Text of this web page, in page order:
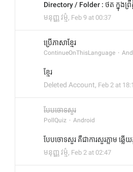
Directory / Folder : ថត ក្នុងព្
មនុញ្ញ វម្ម៌, Feb 9 at 00:37
ប្រើភាសាខ្មែរ
ContinueOnThisLanguage
ខ្មែរ
Deleted Account, Feb 2 at
បែបចោទសួរ
PollQuiz Android
បែបចោទសួរ គឺជាការសួរភ្លាម ឆ្ល
មនុញ្ញ វម្ម៌, Feb 2 at 02:47